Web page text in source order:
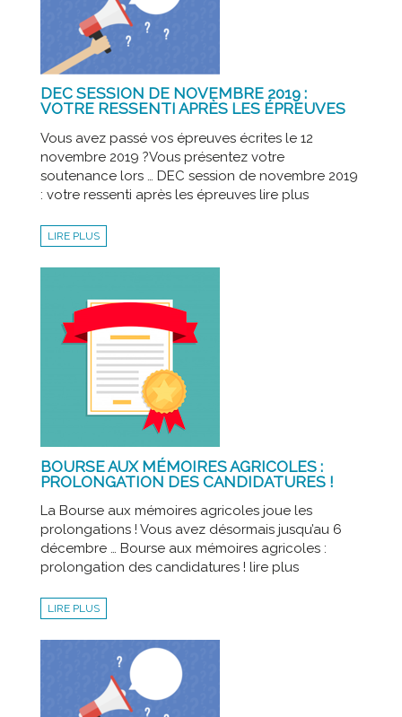
DEC SESSION DE NOVEMBRE 2019 :
VOTRE RESSENTI APRÈS LES ÉPREUVES
Vous avez passé vos épreuves écrites le 12
novembre 2019 ?Vous présentez votre
soutenance lors … DEC session de novembre 2019
: votre ressenti après les épreuves lire plus
LIRE PLUS
BOURSE AUX MÉMOIRES AGRICOLES :
PROLONGATION DES CANDIDATURES !
La Bourse aux mémoires agricoles joue les
prolongations ! Vous avez désormais jusqu’au 6
décembre … Bourse aux mémoires agricoles :
prolongation des candidatures ! lire plus
LIRE PLUS